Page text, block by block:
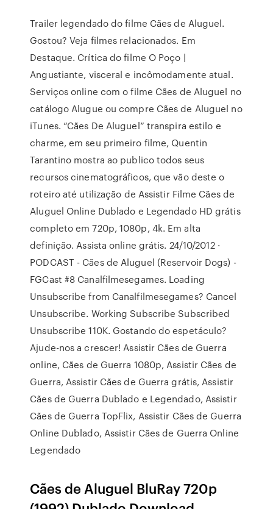
Trailer legendado do filme Cães de Aluguel.
Gostou? Veja filmes relacionados. Em
Destaque. Crítica do filme O Poço |
Angustiante, visceral e incômodamente atual.
Serviços online com o filme Cães de Aluguel no
catálogo Alugue ou compre Cães de Aluguel no
iTunes. “Cães De Aluguel” transpira estilo e
charme, em seu primeiro filme, Quentin
Tarantino mostra ao publico todos seus
recursos cinematográficos, que vão deste o
roteiro até utilização de Assistir Filme Cães de
Aluguel Online Dublado e Legendado HD grátis
completo em 720p, 1080p, 4k. Em alta
definição. Assista online grátis. 24/10/2012 ·
PODCAST - Cães de Aluguel (Reservoir Dogs) -
FGCast #8 Canalfilmesegames. Loading
Unsubscribe from Canalfilmesegames? Cancel
Unsubscribe. Working Subscribe Subscribed
Unsubscribe 110K. Gostando do espetáculo?
Ajude-nos a crescer! Assistir Cães de Guerra
online, Cães de Guerra 1080p, Assistir Cães de
Guerra, Assistir Cães de Guerra grátis, Assistir
Cães de Guerra Dublado e Legendado, Assistir
Cães de Guerra TopFlix, Assistir Cães de Guerra
Online Dublado, Assistir Cães de Guerra Online
Legendado
Cães de Aluguel BluRay 720p